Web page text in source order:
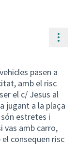
pasen a
amb el risc
el c/ Jesus al
jugant a la plaça
estretes i
vas amb carro,
consequen risc